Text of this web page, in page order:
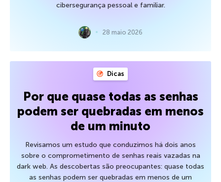
cibersegurança pessoal e familiar.
28 maio 2026
Dicas
Por que quase todas as senhas
podem ser quebradas em menos
de um minuto
Revisamos um estudo que conduzimos há dois anos
sobre o comprometimento de senhas reais vazadas na
dark web. As descobertas são preocupantes: quase todas
as senhas podem ser quebradas em menos de um